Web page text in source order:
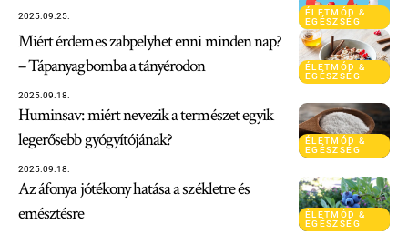
ÉLETMÓD &
EGÉSZSÉG
2025.09.25.
ÉLETMÓD &
EGÉSZSÉG
Miért érdemes zabpelyhet enni minden nap?
– Tápanyagbomba a tányérodon
2025.09.18.
ÉLETMÓD &
EGÉSZSÉG
Huminsav: miért nevezik a természet egyik
legerősebb gyógyítójának?
2025.09.18.
ÉLETMÓD &
EGÉSZSÉG
Az áfonya jótékony hatása a székletre és
emésztésre